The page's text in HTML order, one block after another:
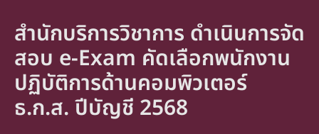
สำนักบริการวิชาการ ดำเนินการจัด
สอบ e-Exam คัดเลือกพนักงาน
ปฏิบัติการด้านคอมพิวเตอร์
ธ.ก.ส. ปีบัญชี 2568